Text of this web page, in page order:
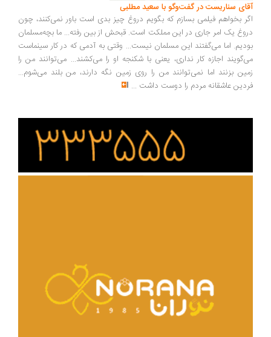
سناریست در گفت‌وگو با سعید مطلبی
بخواهم فیلمی بسازم که بگویم دروغ چیز بدی است باور نمی‌کنند، چون
یک امر جاری در این مملکت است. قبحش از بین رفته... ما بچه‌مسلمان
اما می‌گفتند این مسلمان نیست... وقتی به آدمی که در کار سینماست
اجازه کار نداری، یعنی با شکنجه او را می‌کشند... می‌توانند من را
بزنند اما نمی‌توانند من را روی زمین نگه دارند، من بلند می‌شوم...
عاشقانه مردم را دوست داشت ...